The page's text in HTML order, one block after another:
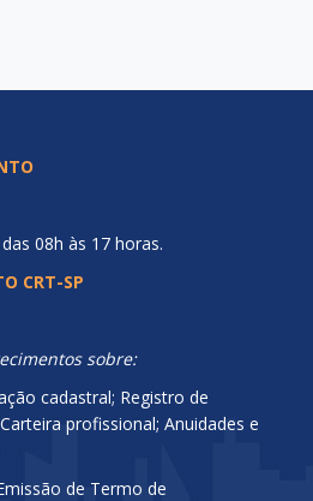
08h às 17 horas.
CRT-SP
sobre:
cadastral; Registro de
profissional; Anuidades e
de Termo de